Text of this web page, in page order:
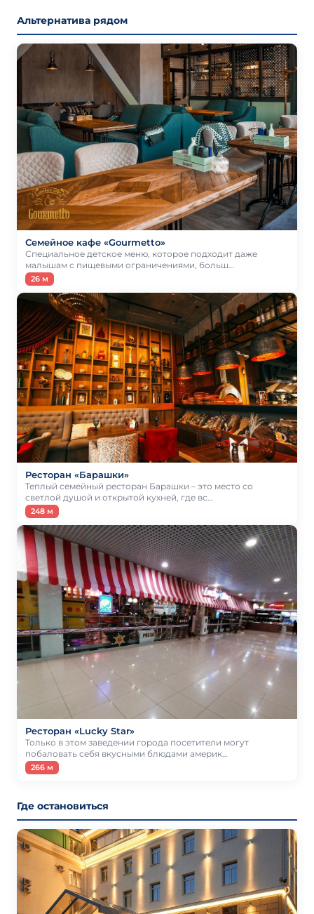
Альтернатива рядом
Семейное кафе «Gourmetto»
Специальное детское меню, которое подходит даже
малышам с пищевыми ограничениями, больш…
26 м
Ресторан «Барашки»
Теплый семейный ресторан Барашки – это место со
светлой душой и открытой кухней, где вс…
248 м
Ресторан «Lucky Star»
Только в этом заведении города посетители могут
побаловать себя вкусными блюдами америк…
266 м
Где остановиться